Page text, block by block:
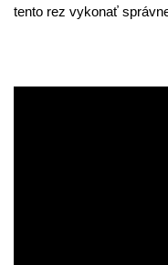
tento rez vykonať